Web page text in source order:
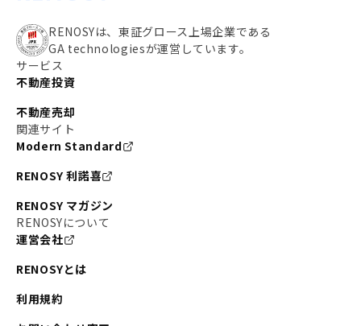
RENOSYは、東証グロース上場企業である
GA technologiesが運営しています。
サービス
不動産投資
不動産売却
関連サイト
Modern Standard
RENOSY 利諾喜
RENOSY マガジン
RENOSYについて
運営会社
RENOSYとは
利用規約